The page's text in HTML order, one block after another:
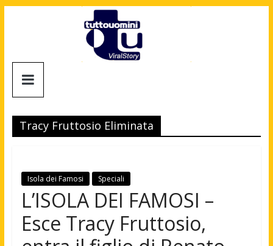
Tuttouomini
Tv,
Cinema,
news
moda
maschile
Tracy Fruttosio Eliminata
Isola dei Famosi Speciali
L’ISOLA DEI FAMOSI –
Esce Tracy Fruttosio,